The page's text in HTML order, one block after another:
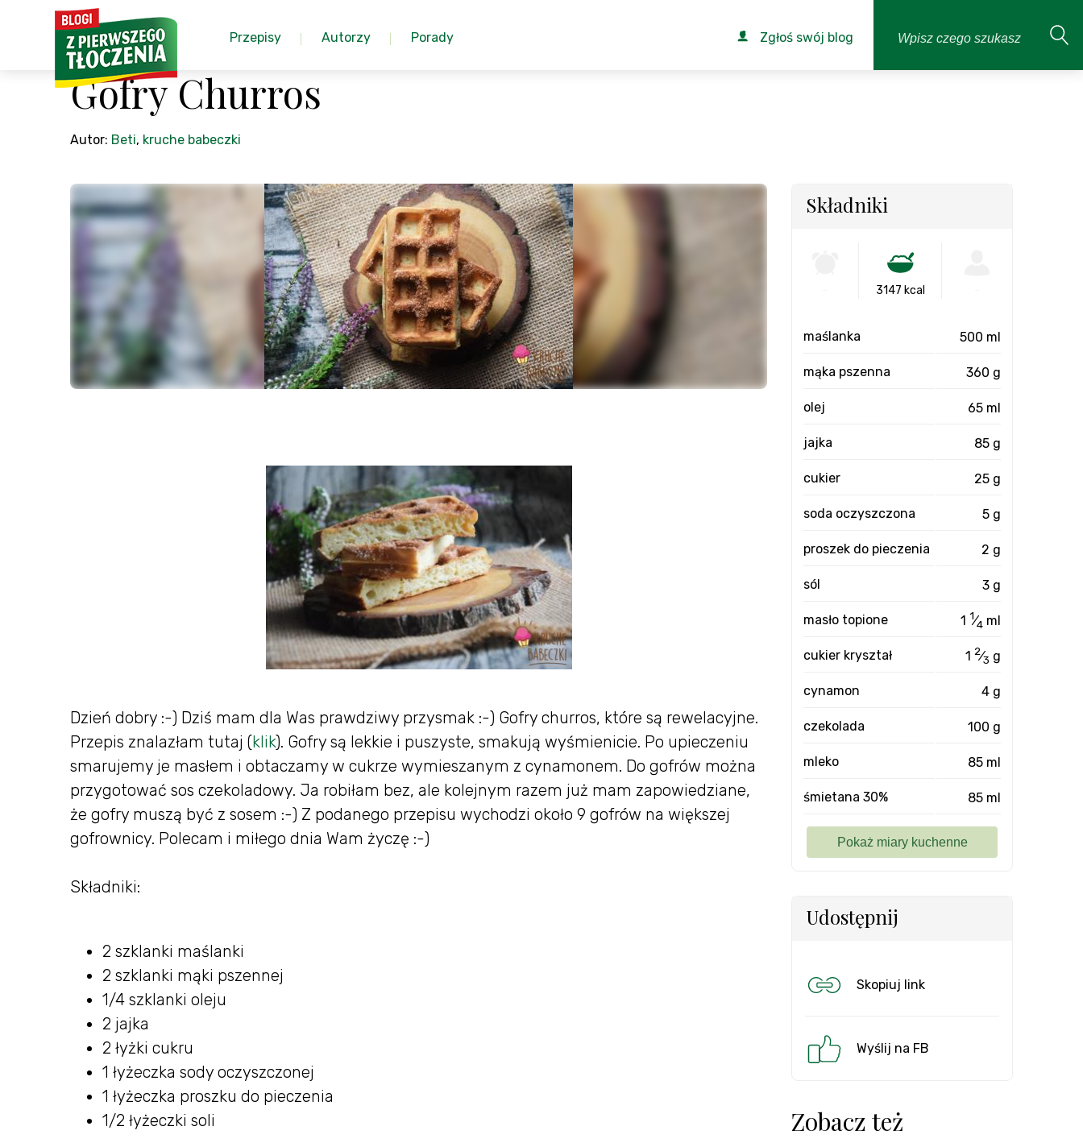
Przepisy Autorzy Porady Zgłoś swój blog
Gofry Churros
Autor: Beti, kruche babeczki
Dzień dobry :-) Dziś mam dla Was prawdziwy przysmak :-) Gofry churros, które są rewelacyjne.
Przepis znalazłam tutaj (klik). Gofry są lekkie i puszyste, smakują wyśmienicie. Po upieczeniu
smarujemy je masłem i obtaczamy w cukrze wymieszanym z cynamonem. Do gofrów można
przygotować sos czekoladowy. Ja robiłam bez, ale kolejnym razem już mam zapowiedziane,
że gofry muszą być z sosem :-) Z podanego przepisu wychodzi około 9 gofrów na większej
gofrownicy. Polecam i miłego dnia Wam życzę :-)
Składniki:
2 szklanki maślanki
2 szklanki mąki pszennej
1/4 szklanki oleju
2 jajka
2 łyżki cukru
1 łyżeczka sody oczyszczonej
1 łyżeczka proszku do pieczenia
1/2 łyżeczki soli
Składniki
3147 kcal
maślanka 500 ml
mąka pszenna 360 g
olej 65 ml
jajka 85 g
cukier 25 g
soda oczyszczona 5 g
proszek do pieczenia 2 g
sól 3 g
masło topione 1 1⁄4 ml
cukier kryształ 1 2⁄3 g
cynamon 4 g
czekolada 100 g
mleko 85 ml
śmietana 30% 85 ml
Udostępnij
Skopiuj link
Wyślij na FB
Zobacz też